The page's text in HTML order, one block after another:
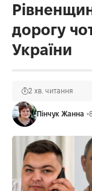
дорогу
України
Пінчук Жанна
2 хв. читання